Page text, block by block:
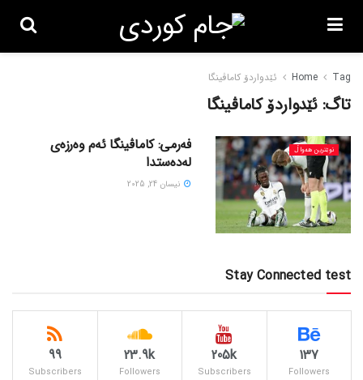
Home Tag ئێدواردۆ کاماڤینگا
تاگ: ئێدواردۆ کاماڤینگا
نوێترین هەواڵ
فەرمی: کاماڤینگا ئەم وەرزەی
لەدەستدا
نیسان 24, 2025
Stay Connected test
137
Followers
205k
Subscribers
23.9k
Followers
99
Subscribers